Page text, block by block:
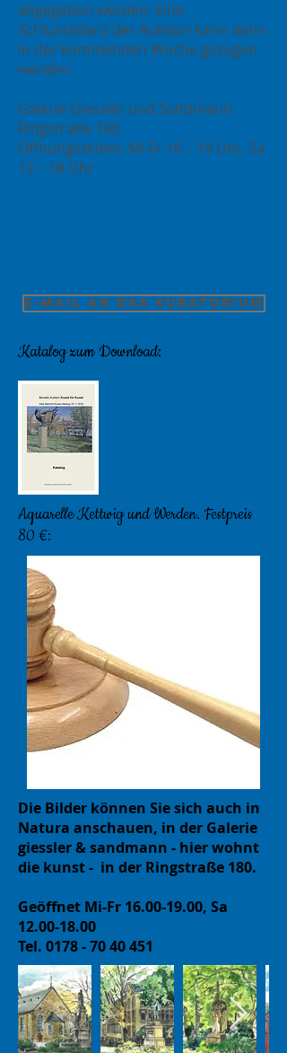
abgegeben werden. Eine
Schlussbilanz der Auktion kann dann
in der kommenden Woche gezogen
werden.
Galerie Giessler und Sandmann
Ringstraße 180
Öffnungszeiten: Mi-Fr 16 – 19 Uhr, Sa
12 – 18 Uhr
E-Mail an das Kuratorium
Katalog zum Download:
Aquarelle Kettwig und Werden. Festpreis
80 €:
Die Bilder können Sie sich auch in
Natura anschauen, in der Galerie
giessler & sandmann - hier wohnt
die kunst - in der Ringstraße 180.
Geöffnet Mi-Fr 16.00-19.00, Sa
12.00-18.00
Tel. 0178 - 70 40 451